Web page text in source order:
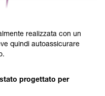
realizzata con un
quindi autoassicurare
stato progettato per